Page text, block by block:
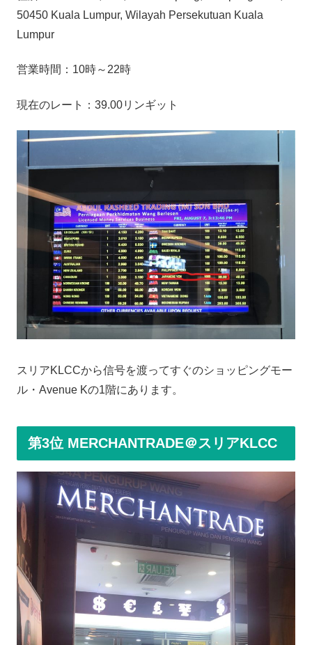
50450 Kuala Lumpur, Wilayah Persekutuan Kuala
Lumpur
営業時間：10時～22時
現在のレート：39.00リンギット
スリアKLCCから信号を渡ってすぐのショッピングモー
ル・Avenue Kの1階にあります。
第3位 MERCHANTRADE＠スリアKLCC